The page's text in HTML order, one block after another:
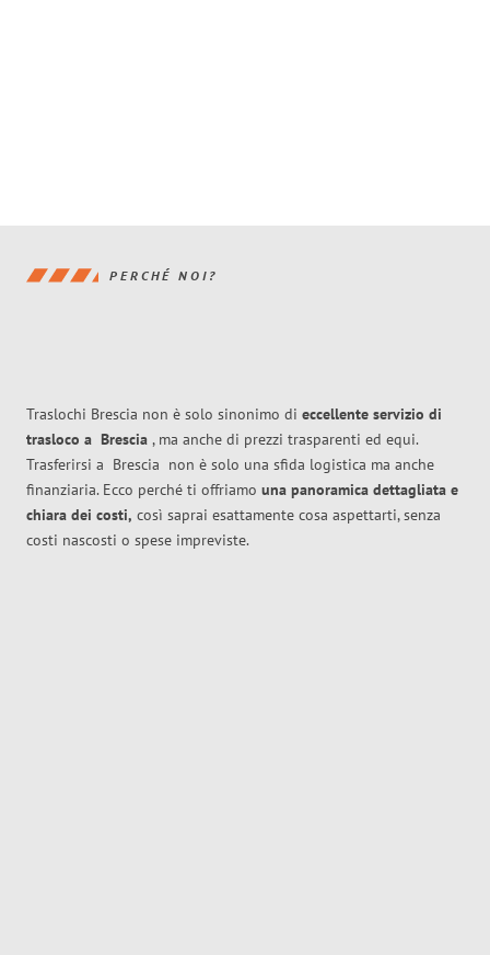
PERCHÉ NOI?
Traslochi Brescia non è solo sinonimo di eccellente servizio di
trasloco a Brescia , ma anche di prezzi trasparenti ed equi.
Trasferirsi a Brescia non è solo una sfida logistica ma anche
finanziaria. Ecco perché ti offriamo una panoramica dettagliata e
chiara dei costi, così saprai esattamente cosa aspettarti, senza
costi nascosti o spese impreviste.